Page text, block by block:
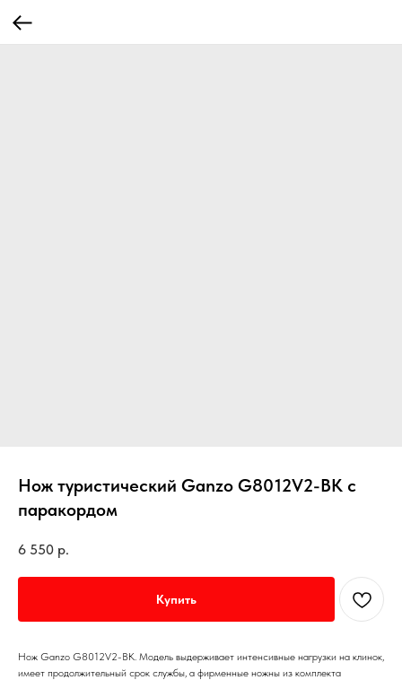
Нож туристический Ganzo G8012V2-BK с
паракордом
6 550 р.
Купить
Нож Ganzo G8012V2-BK. Модель выдерживает интенсивные нагрузки на клинок,
имеет продолжительный срок службы, а фирменные ножны из комплекта